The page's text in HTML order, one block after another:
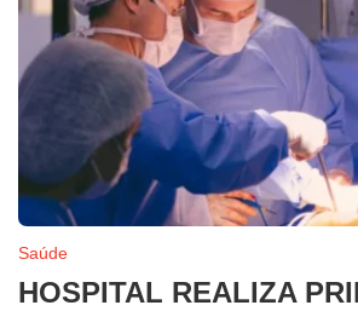
Saúde
HOSPITAL REALIZA